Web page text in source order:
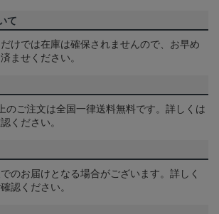
て
けでは在庫は確保されませんので、お早め
ませください。
のご注文は全国一律送料無料です。詳しくは
ください。
のお届けとなる場合がございます。詳しく
認ください。